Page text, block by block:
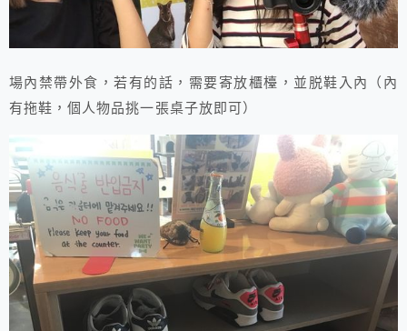
場內禁帶外食，若有的話，需要寄放櫃檯，並脱鞋入內（內
有拖鞋，個人物品挑一張桌子放即可）